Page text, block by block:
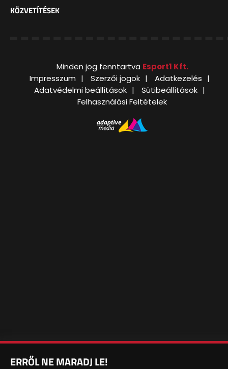
KÖZVETÍTÉSEK
Minden jog fenntartva Esport1 Kft.
Impresszum
Szerzői jogok
Adatkezelés
Adatvédelmi beállítások
Sütibeállítások
Felhasználási Feltételek
ERRŐL NE MARADJ LE!